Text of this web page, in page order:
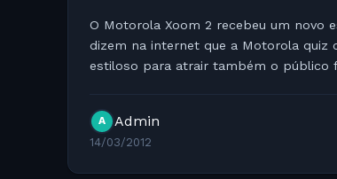
O Motorola Xoom 2 recebeu um novo
dizem na internet que a Motorola quiz
estiloso para atrair também o público
A Admin
14/03/2012